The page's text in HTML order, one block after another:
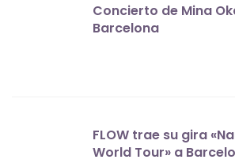
Concierto de Mina
Barcelona
FLOW trae su gira
World Tour» a